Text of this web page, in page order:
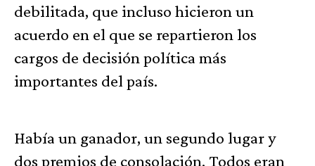
debilitada, que incluso hicieron un
acuerdo en el que se repartieron los
cargos de decisión política más
importantes del país.
Había un ganador, un segundo lugar y
dos premios de consolación. Todos eran